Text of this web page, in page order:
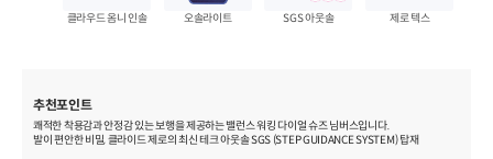
클라우드 옴니 인솔 오솔라이트 SGS 아웃솔 제로 텍스
추천포인트
쾌적한 착용감과 안정감 있는 보행을 제공하는 밸런스 워킹 다이얼 슈즈 님버스입니다.
발이 편안한 비밀, 클라이드 제로의 최신 테크 아웃솔 SGS (STEP GUIDANCE SYSTEM) 탑재